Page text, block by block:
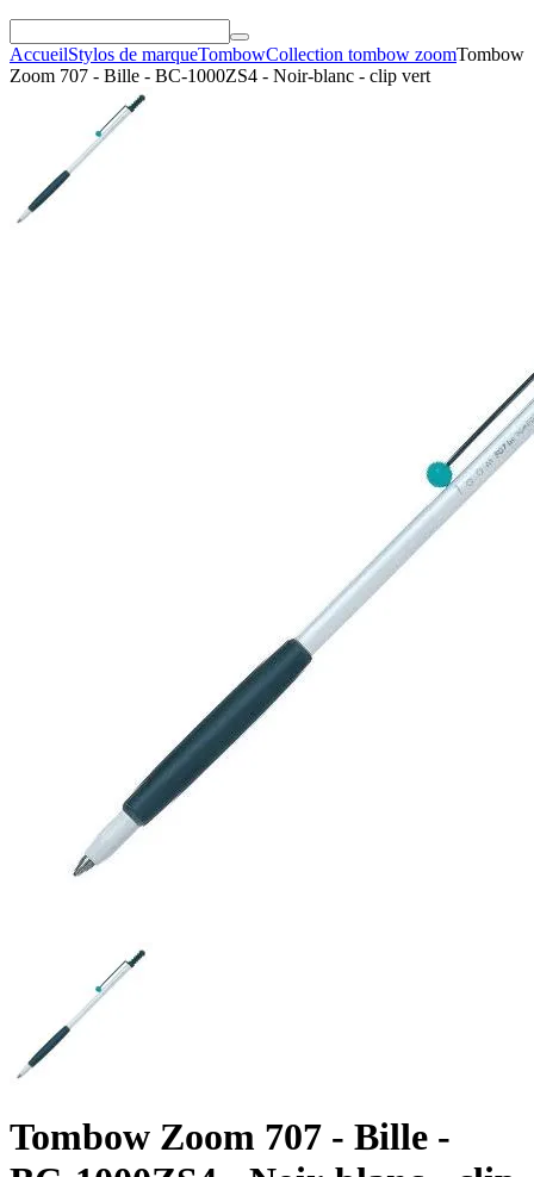
AccueilStylos de marqueTombowCollection tombow zoomTombow
Zoom 707 - Bille - BC-1000ZS4 - Noir-blanc - clip vert
Tombow Zoom 707 - Bille -